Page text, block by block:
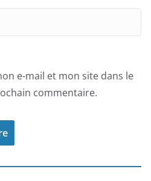
e-mail et mon site dans le
commentaire.